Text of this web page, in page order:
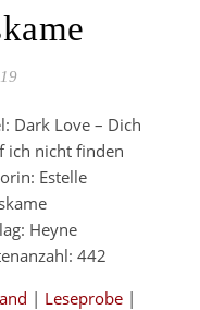
Dark Love – Dich
ich nicht finden
Estelle
Heyne
442
| Leseprobe |